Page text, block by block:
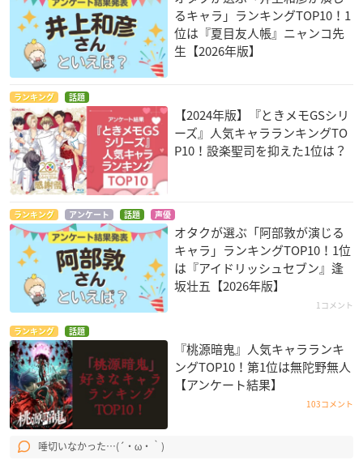
るキャラ」ランキングTOP10！1
位は『夏目友人帳』ニャンコ先
生【2026年版】
ランキング 話題
【2024年版】『ときメモGSシリ
ーズ』人気キャラランキングTO
P10！設楽聖司を抑えた1位は？
ランキング アンケート 話題 声優
オタクが選ぶ「阿部敦が演じる
キャラ」ランキングTOP10！1位
は『アイドリッシュセブン』逢
坂壮五【2026年版】
1コメント
ランキング 話題
『桃源暗鬼』人気キャラランキ
ングTOP10！第1位は無陀野無人
【アンケート結果】
103コメント
唾切いなかった…(´・ω・｀)